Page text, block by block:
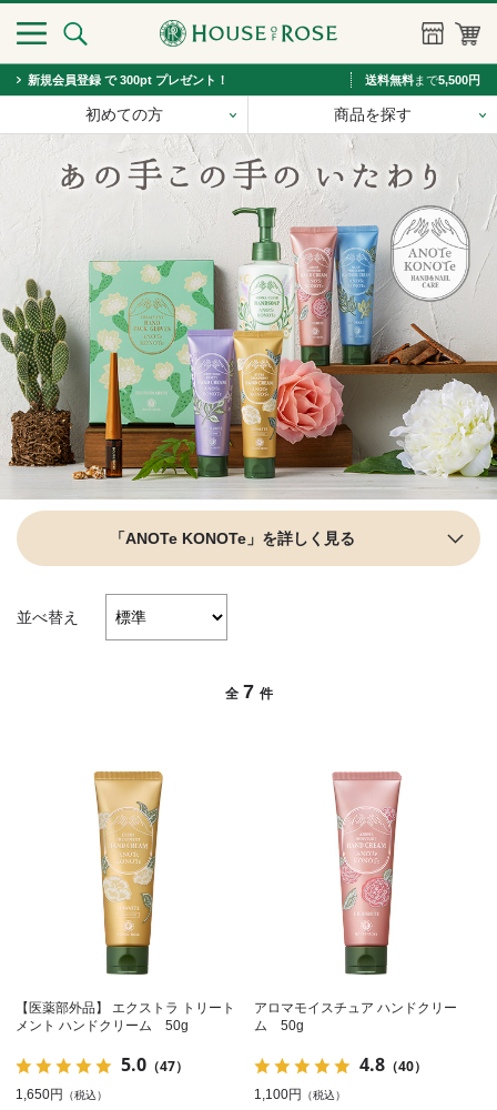
新規会員登録 で 300pt プレゼント！ 送料無料まで5,500円
初めての方 商品を探す
「ANOTe KONOTe」を詳しく見る
並べ替え
全 7 件
【医薬部外品】 エクストラ トリート
メント ハンドクリーム 50g
5.0（47）
1,650円 （税込）
アロマモイスチュア ハンドクリー
ム 50g
4.8 （40）
1,100円 （税込）